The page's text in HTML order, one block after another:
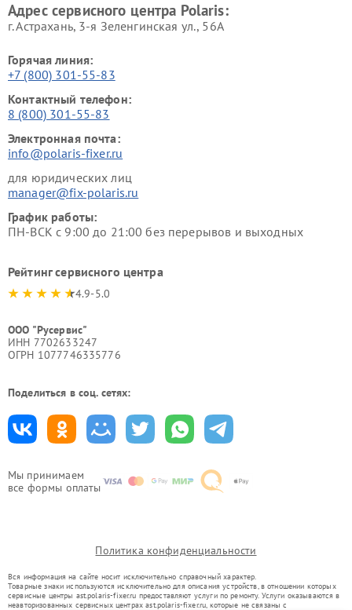
Мы принимаем
все формы оплаты
Адрес сервисного центра Polaris:
г. Астрахань, 3-я Зеленгинская ул., 56А
Горячая линия:
+7 (800) 301-55-83
Контактный телефон:
8 (800) 301-55-83
Электронная почта:
info@polaris-fixer.ru
для юридических лиц
manager@fix-polaris.ru
График работы:
ПН-ВСК с 9:00 до 21:00 без перерывов и выходных
Рейтинг сервисного центра
4.9-5.0
ООО "Русервис"
ИНН 7702633247
ОГРН 1077746335776
Поделиться в соц. сетях:
Политика конфиденциальности
Вся информация на сайте носит исключительно справочный характер.
Товарные знаки используются исключительно для описания устройств, в отношении которых
сервисные центры ast.polaris-fixer.ru предоставляют услуги по ремонту. Услуги оказываются в
неавторизованных сервисных центрах ast.polaris-fixer.ru, которые не связаны с